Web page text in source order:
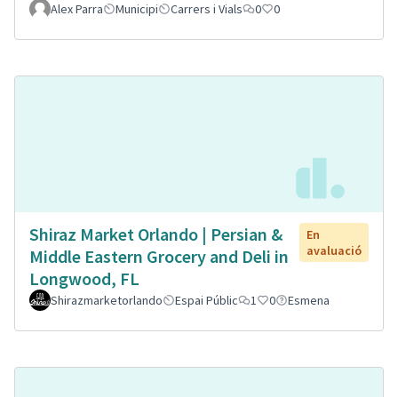
Alex Parra Municipi Carrers i Vials 0 0
Shiraz Market Orlando | Persian &
Middle Eastern Grocery and Deli in
Longwood, FL
En
avaluació
Shirazmarketorlando Espai Públic 1 0 Esmena